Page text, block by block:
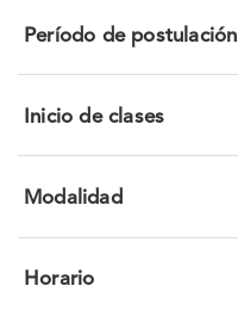
Período de postulación
Inicio de clases
Modalidad
Horario